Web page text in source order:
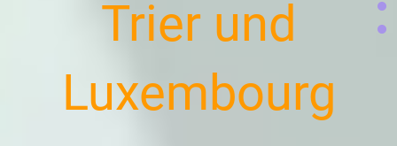
Trier und
Luxembourg